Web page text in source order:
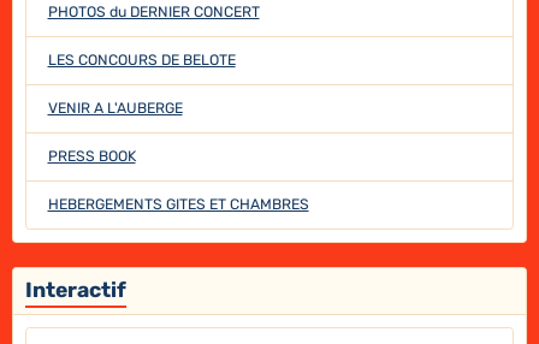
PHOTOS du DERNIER CONCERT
LES CONCOURS DE BELOTE
VENIR A L'AUBERGE
PRESS BOOK
HEBERGEMENTS GITES ET CHAMBRES
Interactif